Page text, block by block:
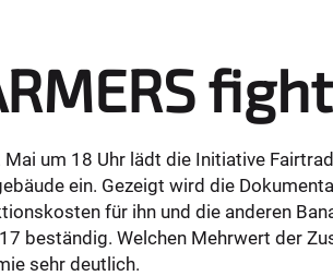
Mai um 18 Uhr lädt die Initiative
ein. Gezeigt wird die
für ihn und die anderen
beständig. Welchen Mehrwert der
sehr deutlich.